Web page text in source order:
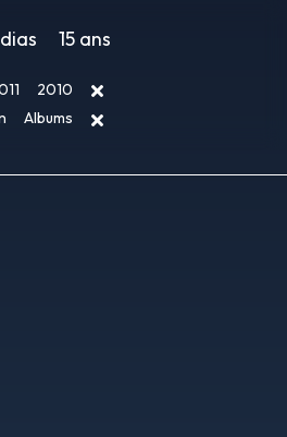
15 ans
2010
Albums